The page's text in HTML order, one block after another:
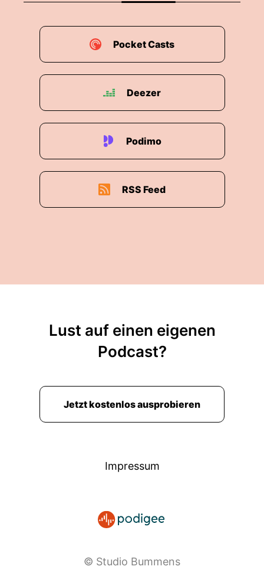
Pocket Casts
Deezer
Podimo
RSS Feed
Lust auf einen eigenen
Podcast?
Jetzt kostenlos ausprobieren
Impressum
© Studio Bummens